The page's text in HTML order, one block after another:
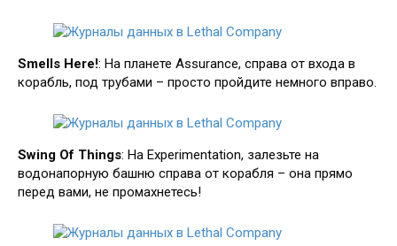
Smells Here!: На планете Assurance, справа от входа в
корабль, под трубами – просто пройдите немного вправо.
Swing Of Things: На Experimentation, залезьте на
водонапорную башню справа от корабля – она прямо
перед вами, не промахнетесь!